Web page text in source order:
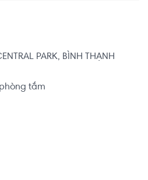
PARK, BÌNH THẠNH
tắm